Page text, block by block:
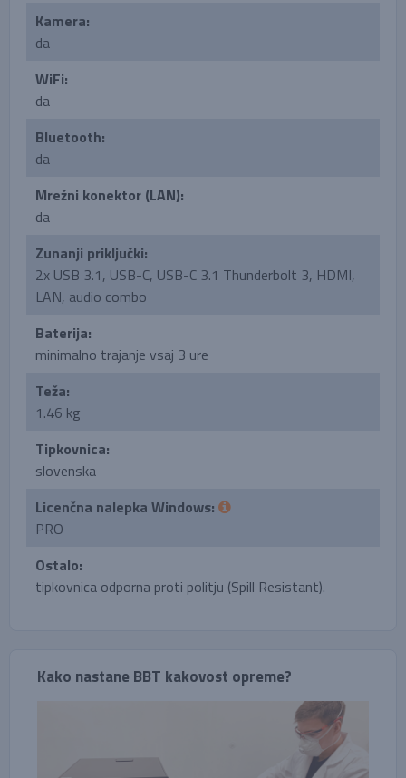
Kamera:
da
WiFi:
da
Bluetooth:
da
Mrežni konektor (LAN):
da
Zunanji priključki:
2x USB 3.1, USB-C, USB-C 3.1 Thunderbolt 3, HDMI,
LAN, audio combo
Baterija:
minimalno trajanje vsaj 3 ure
Teža:
1.46 kg
Tipkovnica:
slovenska
Licenčna nalepka Windows:
PRO
Ostalo:
tipkovnica odporna proti politju (Spill Resistant).
Kako nastane BBT kakovost opreme?